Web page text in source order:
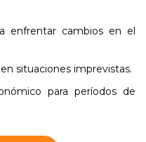
enfrentar cambios en el
situaciones imprevistas.
para períodos de